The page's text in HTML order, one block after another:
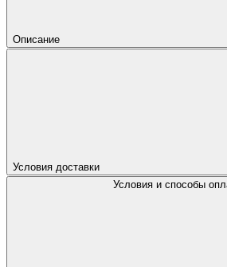
Описание
Условия доставки
Условия и способы